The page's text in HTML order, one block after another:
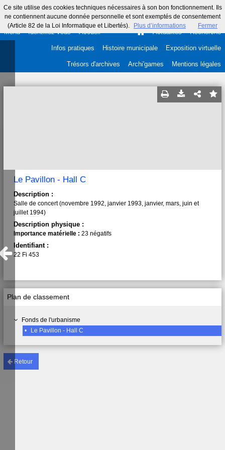
Ce site utilise des cookies techniques nécessaires à son bon fonctionnement. Ils
ne contiennent aucune donnée personnelle et sont exemptés de consentement
(Article 82 de la Loi Informatique et Libertés).
Plus d’informations Fermer
Menu Identifiez-vous Accueil Actualités Recherche
Infos pratiques Histoire municipale Exposition virtuelle
Trésors d'archives Archi'games Mentions légales
Retour
Plan de classement
Fonds de l'urbanisme
•
Le Pavillon - Hall C
Le Pavillon - Hall C
Description :
Salle de concert (novembre 1992, janvier 1993, janvier, mars, juin et
juillet 1994)
Description physique :
Importance matérielle : 23 négatifs
Identifiant :
22 Fi 453